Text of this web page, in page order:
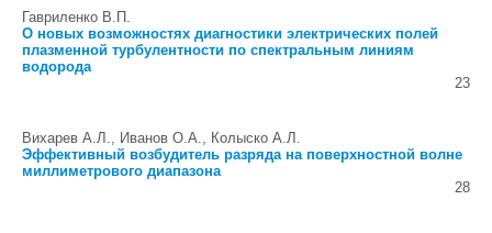
Гавриленко В.П.
О новых возможностях диагностики электрических полей
плазменной турбулентности по спектральным линиям
водорода
23
Вихарев А.Л., Иванов О.А., Колыско А.Л.
Эффективный возбудитель разряда на поверхностной волне
миллиметрового диапазона
28